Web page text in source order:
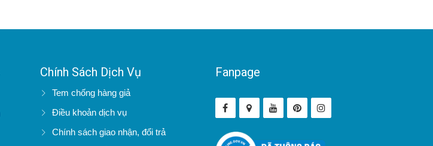
Chính Sách Dịch Vụ
Tem chống hàng giả
Điều khoản dịch vụ
Chính sách giao nhận, đổi trả
Fanpage